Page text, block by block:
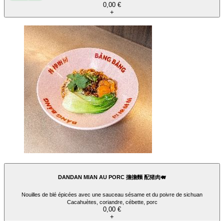
0,00 €
+
DANDAN MIAN AU PORC 擔擔麵 配猪肉🐖
Nouilles de blé épicées avec une sauceau sésame et du poivre de sichuan
Cacahuètes, coriandre, cébette, porc
0,00 €
+